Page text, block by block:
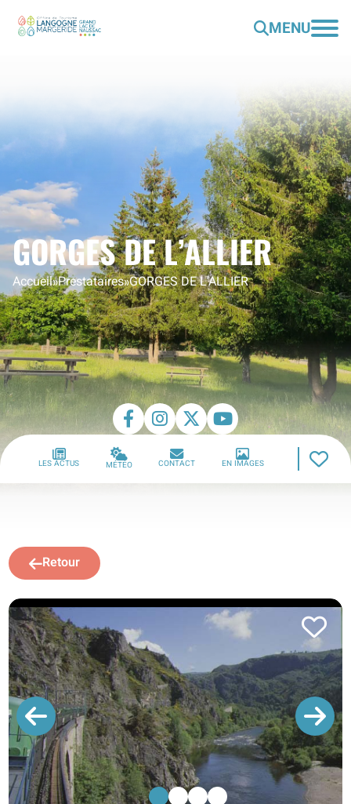
MENU
GORGES DE L’ALLIER
Accueil»Prestataires»GORGES DE L’ALLIER
LES ACTUS MÉTÉO CONTACT EN IMAGES
Retour